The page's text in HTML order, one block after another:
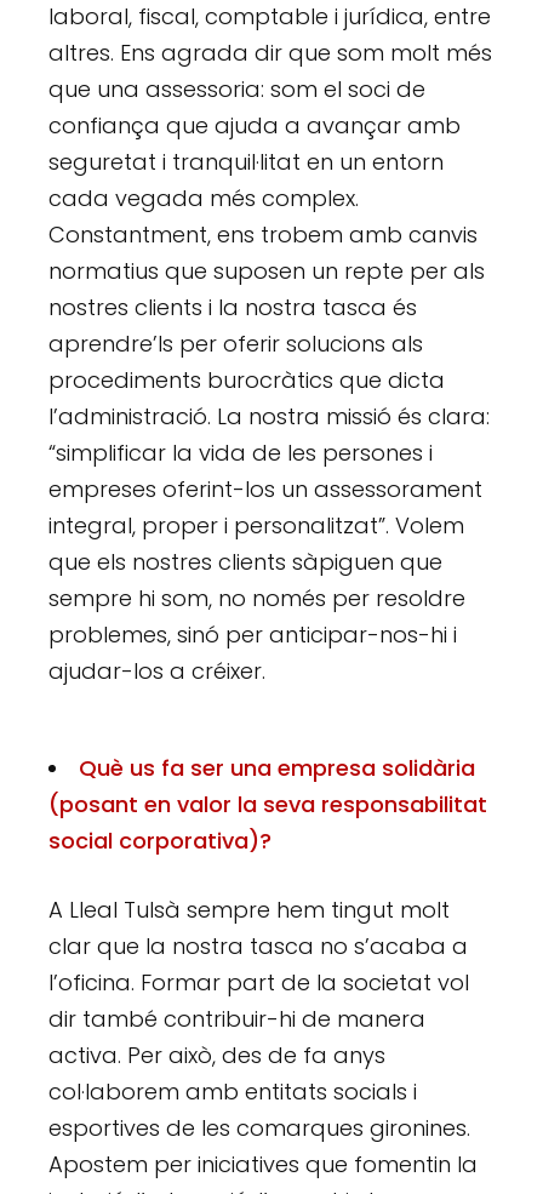
laboral, fiscal, comptable i jurídica, entre
altres. Ens agrada dir que som molt més
que una assessoria: som el soci de
confiança que ajuda a avançar amb
seguretat i tranquil·litat en un entorn
cada vegada més complex.
Constantment, ens trobem amb canvis
normatius que suposen un repte per als
nostres clients i la nostra tasca és
aprendre’ls per oferir solucions als
procediments burocràtics que dicta
l’administració. La nostra missió és clara:
“simplificar la vida de les persones i
empreses oferint-los un assessorament
integral, proper i personalitzat”. Volem
que els nostres clients sàpiguen que
sempre hi som, no només per resoldre
problemes, sinó per anticipar-nos-hi i
ajudar-los a créixer.
Què us fa ser una empresa solidària
(posant en valor la seva responsabilitat
social corporativa)?
A Lleal Tulsà sempre hem tingut molt
clar que la nostra tasca no s’acaba a
l’oficina. Formar part de la societat vol
dir també contribuir-hi de manera
activa. Per això, des de fa anys
col·laborem amb entitats socials i
esportives de les comarques gironines.
Apostem per iniciatives que fomentin la